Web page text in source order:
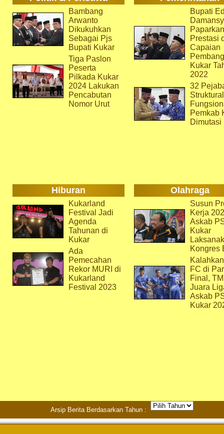
Bambang
Arwanto
Dikukuhkan
Sebagai Pjs
Bupati Kukar
Tiga Paslon
Peserta
Pilkada Kukar
2024 Lakukan
Pencabutan
Nomor Urut
Bupati
Paparkan
Prestasi
Capaian
Kukar
2022
32
Pemkab
Dimutasi
Hiburan Olahraga
Kukarland
Festival Jadi
Agenda
Tahunan di
Kukar
Ada
Pemecahan
Rekor MURI di
Kukarland
Festival 2023
Susun
Kerja
Askab
Kukar
Kongres
FC di
Final,
Juara
Askab
Kukar
Arsip Berita Berdasarkan Tahun :